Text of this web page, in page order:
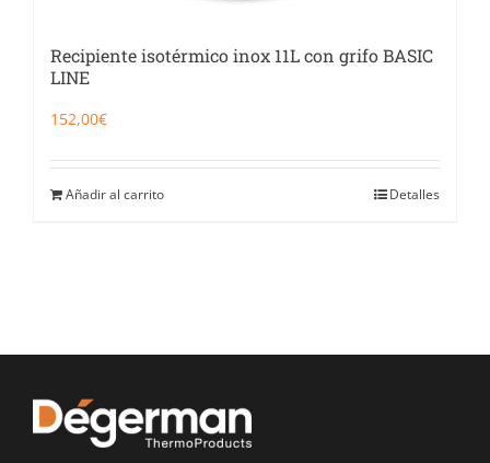
Recipiente isotérmico inox 11L con grifo BASIC
LINE
152,00€
Añadir al carrito Detalles